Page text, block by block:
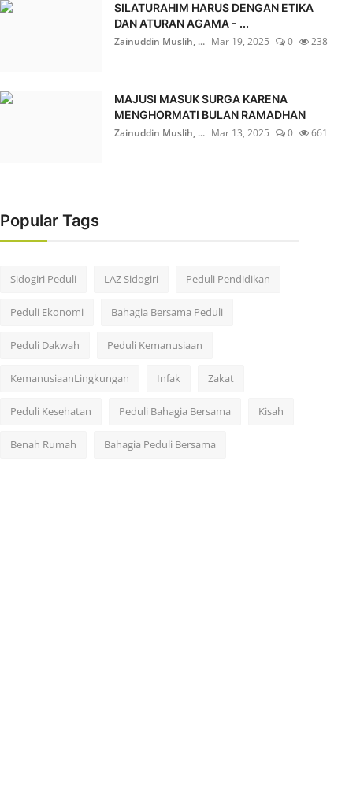
SILATURAHIM HARUS DENGAN ETIKA
DAN ATURAN AGAMA - ...
Zainuddin Muslih, ... Mar 19, 2025 0 238
MAJUSI MASUK SURGA KARENA
MENGHORMATI BULAN RAMADHAN
Zainuddin Muslih, ... Mar 13, 2025 0 661
Popular Tags
Sidogiri Peduli LAZ Sidogiri Peduli Pendidikan
Peduli Ekonomi Bahagia Bersama Peduli
Peduli Dakwah Peduli Kemanusiaan
KemanusiaanLingkungan Infak Zakat
Peduli Kesehatan Peduli Bahagia Bersama Kisah
Benah Rumah Bahagia Peduli Bersama